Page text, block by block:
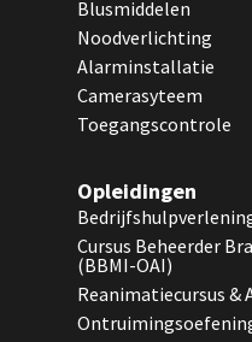
Blusmiddelen
Noodverlichting
Alarminstallatie
Camerasyteem
Toegangscontrole
Opleidingen
Cursus Beheerder
(BBMI-OAI)
Reanimatiecursus &